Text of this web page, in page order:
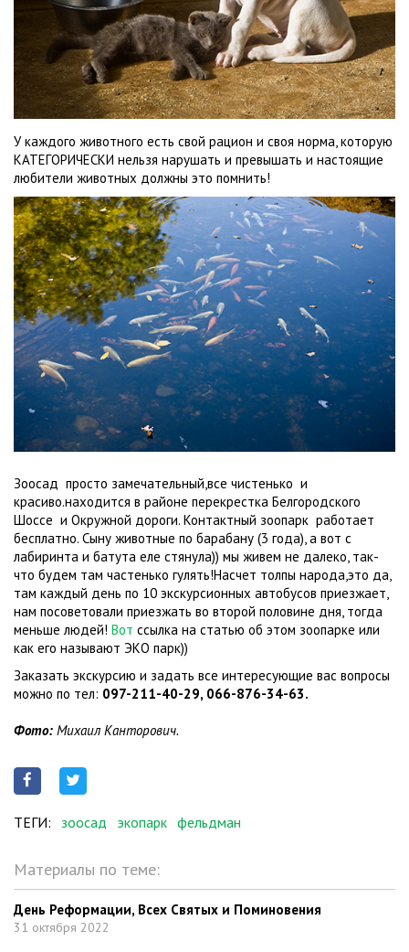
У каждого животного есть свой рацион и своя норма, которую
КАТЕГОРИЧЕСКИ нельзя нарушать и превышать и настоящие
любители животных должны это помнить!
Зоосад просто замечательный,все чистенько и
красиво.находится в районе перекрестка Белгородского
Шоссе и Окружной дороги. Контактный зоопарк работает
бесплатно. Сыну животные по барабану (3 года), а вот с
лабиринта и батута еле стянула)) мы живем не далеко, так-
что будем там частенько гулять!Насчет толпы народа,это да,
там каждый день по 10 экскурсионных автобусов приезжает,
нам посоветовали приезжать во второй половине дня, тогда
меньше людей! Вот ссылка на статью об этом зоопарке или
как его называют ЭКО парк))
Заказать экскурсию и задать все интересующие вас вопросы
можно по тел: 097-211-40-29, 066-876-34-63.
Фото: Михаил Канторович.
ТЕГИ: зоосад экопарк фельдман
Материалы по теме:
День Реформации, Всех Святых и Поминовения
31 октября 2022